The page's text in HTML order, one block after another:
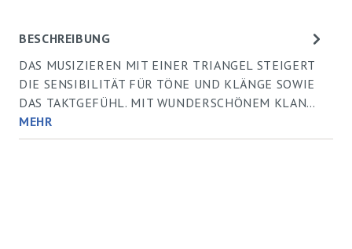
BESCHREIBUNG
DAS MUSIZIEREN MIT EINER TRIANGEL STEIGERT
DIE SENSIBILITÄT FÜR TÖNE UND KLÄNGE SOWIE
DAS TAKTGEFÜHL. MIT WUNDERSCHÖNEM KLAN…
MEHR